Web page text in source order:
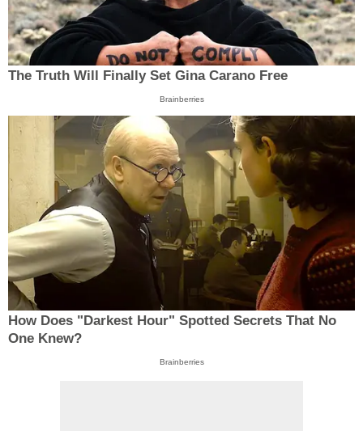
The Truth Will Finally Set Gina Carano Free
Brainberries
How Does "Darkest Hour" Spotted Secrets That No
One Knew?
Brainberries